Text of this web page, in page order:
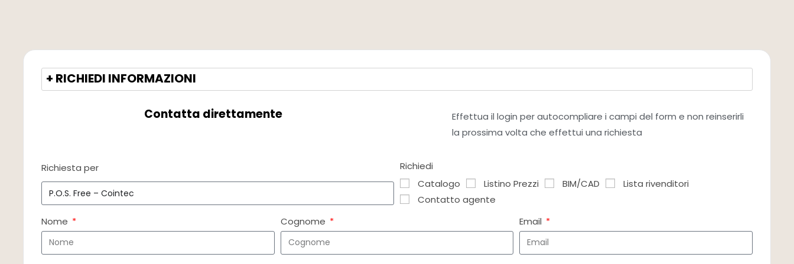
+ RICHIEDI INFORMAZIONI
Contatta direttamente
Effettua il login per autocompliare i campi del form e non reinserirli
la prossima volta che effettui una richiesta
Richiesta per
Richiedi
Catalogo
Listino Prezzi BIM/CAD
Lista rivenditori
Contatto agente
Nome
Cognome Email